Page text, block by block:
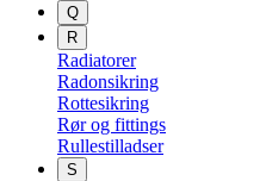
Q
R
Radiatorer
Radonsikring
Rottesikring
Rør og fittings
Rullestilladser
S